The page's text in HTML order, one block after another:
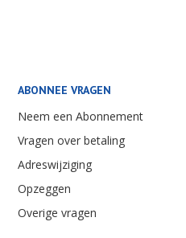
ABONNEE VRAGEN
Neem een Abonnement
Vragen over betaling
Adreswijziging
Opzeggen
Overige vragen